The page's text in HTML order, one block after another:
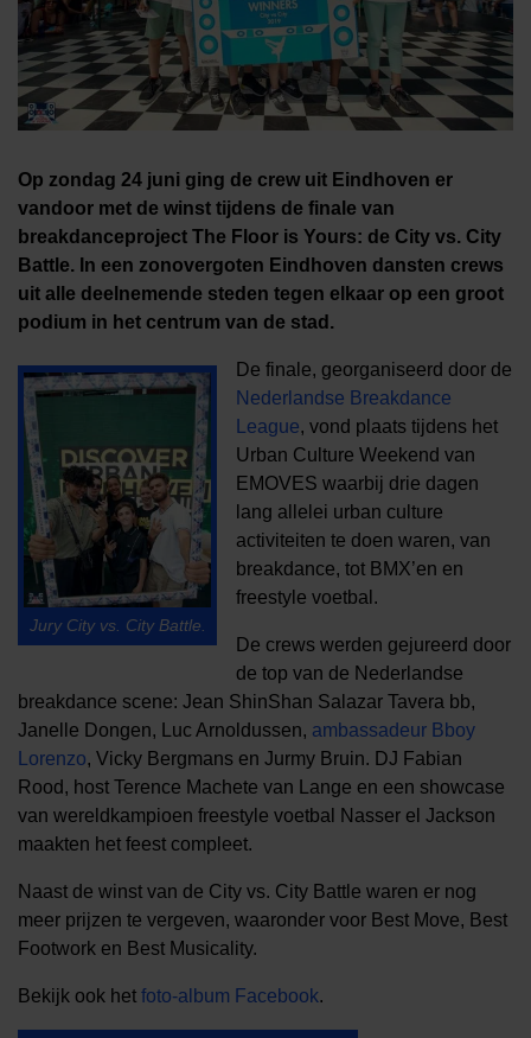
Op zondag 24 juni ging de crew uit Eindhoven er
vandoor met de winst tijdens de finale van
breakdanceproject The Floor is Yours: de City vs. City
Battle. In een zonovergoten Eindhoven dansten crews
uit alle deelnemende steden tegen elkaar op een groot
podium in het centrum van de stad.
Jury City vs. City Battle.
De finale, georganiseerd door de
Nederlandse Breakdance
League, vond plaats tijdens het
Urban Culture Weekend van
EMOVES waarbij drie dagen
lang allelei urban culture
activiteiten te doen waren, van
breakdance, tot BMX’en en
freestyle voetbal.
De crews werden gejureerd door
de top van de Nederlandse
breakdance scene: Jean ShinShan Salazar Tavera bb,
Janelle Dongen, Luc Arnoldussen, ambassadeur Bboy
Lorenzo, Vicky Bergmans en Jurmy Bruin. DJ Fabian
Rood, host Terence Machete van Lange en een showcase
van wereldkampioen freestyle voetbal Nasser el Jackson
maakten het feest compleet.
Naast de winst van de City vs. City Battle waren er nog
meer prijzen te vergeven, waaronder voor Best Move, Best
Footwork en Best Musicality.
Bekijk ook het foto-album Facebook.